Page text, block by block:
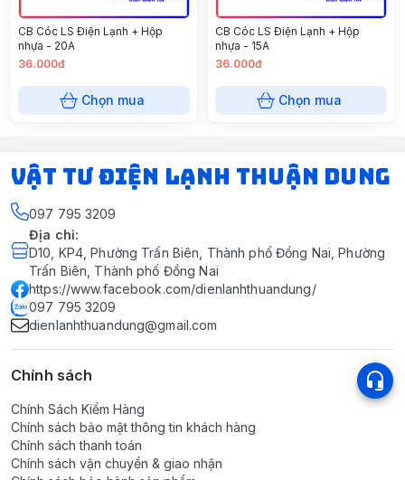
CB Cóc LS Điện Lạnh + Hộp
nhựa - 20A
36.000đ
Chọn mua
CB Cóc LS Điện Lạnh + Hộp
nhựa - 15A
36.000đ
Chọn mua
VẬT TƯ ĐIỆN LẠNH THUẬN DUNG
097 795 3209
Địa chỉ:
D10, KP4, Phường Trấn Biên, Thành phố Đồng Nai, Phường
Trấn Biên, Thành phố Đồng Nai
https://www.facebook.com/dienlanhthuandung/
097 795 3209
dienlanhthuandung@gmail.com
Chính sách
Chính Sách Kiểm Hàng
Chính sách bảo mật thông tin khách hàng
Chính sách thanh toán
Chính sách vận chuyển & giao nhận